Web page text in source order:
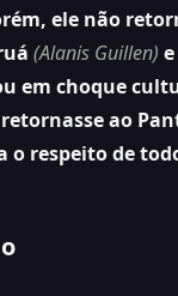
ele não
(Alanis Guillen)
em choque
ao
o respeito de